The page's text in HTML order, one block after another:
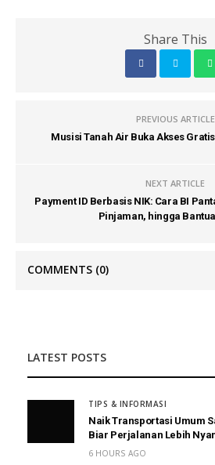
Share This
PREVIOUS ARTICLE
Musisi Tanah Air Buka Akses
NEXT ARTICLE
Payment ID Berbasis NIK: Cara BI
Pinjaman, hingga
COMMENTS (0)
LATEST POSTS
TIPS & INFORMASI
Naik Transportasi Umum
Biar Perjalanan Lebih
6 HOURS AGO